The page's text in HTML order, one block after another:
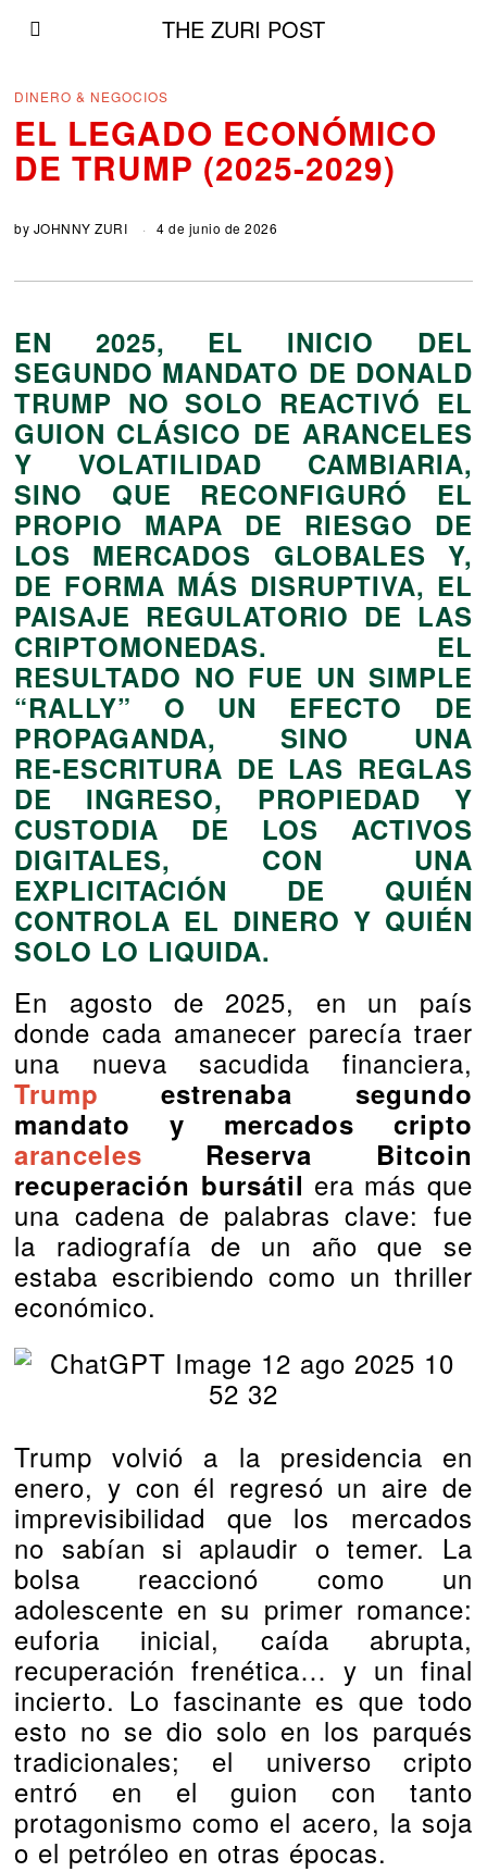
DINERO & NEGOCIOS
EL LEGADO ECONÓMICO
DE TRUMP (2025-2029)
THE ZURI POST
by JOHNNY ZURI 4 de junio de 2026
EN 2025, EL INICIO DEL
SEGUNDO MANDATO DE DONALD
TRUMP NO SOLO REACTIVÓ EL
GUION CLÁSICO DE ARANCELES
Y VOLATILIDAD CAMBIARIA,
SINO QUE RECONFIGURÓ EL
PROPIO MAPA DE RIESGO DE
LOS MERCADOS GLOBALES Y,
DE FORMA MÁS DISRUPTIVA, EL
PAISAJE REGULATORIO DE LAS
CRIPTOMONEDAS. EL
RESULTADO NO FUE UN SIMPLE
“RALLY” O UN EFECTO DE
PROPAGANDA, SINO UNA
RE‑ESCRITURA DE LAS REGLAS
DE INGRESO, PROPIEDAD Y
CUSTODIA DE LOS ACTIVOS
DIGITALES, CON UNA
EXPLICITACIÓN DE QUIÉN
CONTROLA EL DINERO Y QUIÉN
SOLO LO LIQUIDA.
En agosto de 2025, en un país
donde cada amanecer parecía traer
una nueva sacudida financiera,
Trump estrenaba segundo
mandato y mercados cripto
aranceles Reserva Bitcoin
recuperación bursátil era más que
una cadena de palabras clave: fue
la radiografía de un año que se
estaba escribiendo como un thriller
económico.
Trump volvió a la presidencia en
enero, y con él regresó un aire de
imprevisibilidad que los mercados
no sabían si aplaudir o temer. La
bolsa reaccionó como un
adolescente en su primer romance:
euforia inicial, caída abrupta,
recuperación frenética… y un final
incierto. Lo fascinante es que todo
esto no se dio solo en los parqués
tradicionales; el universo cripto
entró en el guion con tanto
protagonismo como el acero, la soja
o el petróleo en otras épocas.